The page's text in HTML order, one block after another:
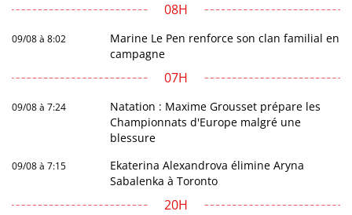
08H
09/08 à 8:02
Marine Le Pen renforce son clan familial en
campagne
07H
09/08 à 7:24
Natation : Maxime Grousset prépare les
Championnats d'Europe malgré une
blessure
09/08 à 7:15
Ekaterina Alexandrova élimine Aryna
Sabalenka à Toronto
20H